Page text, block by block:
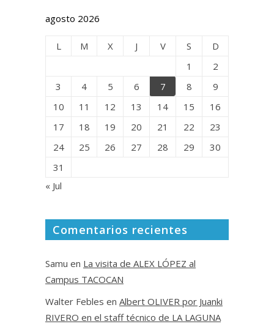
agosto 2026
L M X J V S
D
1
2
3
4 5 6 7 8
9
10
11 12 13 14 15
16
17
18 19 20 21 22
23
24
25 26 27 28 29
30
31
« Jul
Comentarios recientes
Samu en La visita de ALEX LÓPEZ al
Campus TACOCAN
Walter Febles en Albert OLIVER por Juanki
RIVERO en el staff técnico de LA LAGUNA